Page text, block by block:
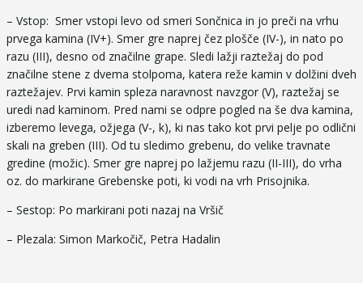
– Vstop: Smer vstopi levo od smeri Sončnica in jo preči na vrhu
prvega kamina (IV+). Smer gre naprej čez plošče (IV-), in nato po
razu (III), desno od značilne grape. Sledi lažji raztežaj do pod
značilne stene z dvema stolpoma, katera reže kamin v dolžini dveh
raztežajev. Prvi kamin spleza naravnost navzgor (V), raztežaj se
uredi nad kaminom. Pred nami se odpre pogled na še dva kamina,
izberemo levega, ožjega (V-, k), ki nas tako kot prvi pelje po odlični
skali na greben (III). Od tu sledimo grebenu, do velike travnate
gredine (možic). Smer gre naprej po lažjemu razu (II-III), do vrha
oz. do markirane Grebenske poti, ki vodi na vrh Prisojnika.
– Sestop: Po markirani poti nazaj na Vršič
– Plezala: Simon Markočič, Petra Hadalin